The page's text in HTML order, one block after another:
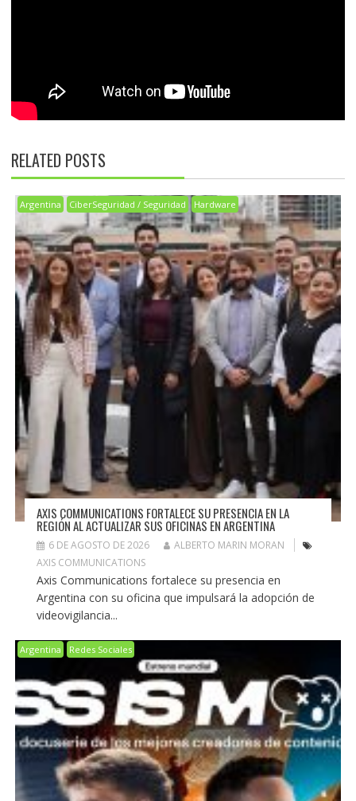
RELATED POSTS
Argentina CiberSeguridad / Seguridad Hardware
AXIS COMMUNICATIONS FORTALECE SU PRESENCIA EN LA
REGIÓN AL ACTUALIZAR SUS OFICINAS EN ARGENTINA
6 DE AGOSTO DE 2026
ALBERTO MARIN MORAN
AXIS COMMUNICATIONS
Axis Communications fortalece su presencia en
Argentina con su oficina que impulsará la adopción de
videovigilancia...
Argentina Redes Sociales